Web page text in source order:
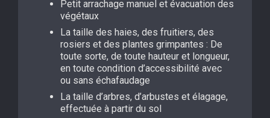
Petit arrachage manuel et évacuation des
végétaux
La taille des haies, des fruitiers, des
rosiers et des plantes grimpantes : De
toute sorte, de toute hauteur et longueur,
en toute condition d’accessibilité avec
ou sans échafaudage
La taille d’arbres, d’arbustes et élagage,
effectuée à partir du sol